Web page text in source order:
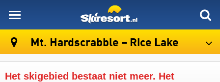
Mt. Hardscrabble – Rice Lake
Het skigebied bestaat niet meer. Het